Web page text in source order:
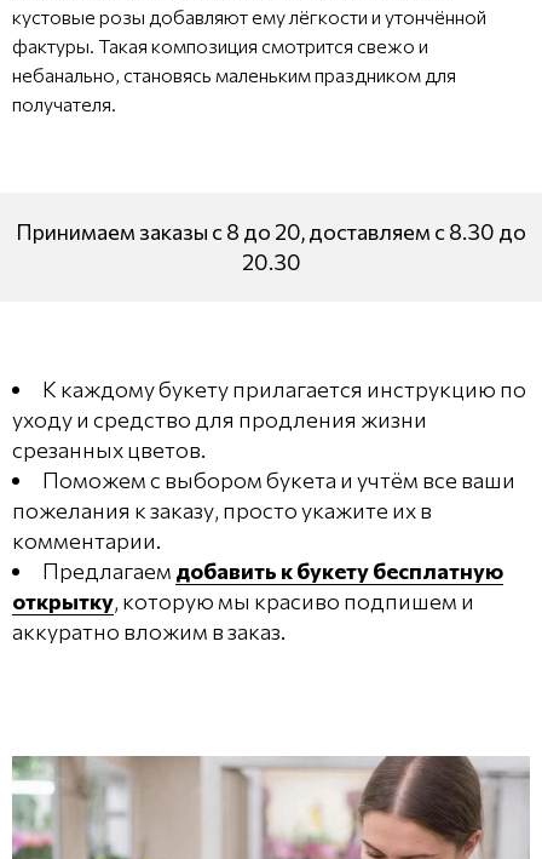
кустовые розы добавляют ему лёгкости и утончённой
фактуры. Такая композиция смотрится свежо и
небанально, становясь маленьким праздником для
получателя.
Принимаем заказы с 8 до 20, доставляем с 8.30 до
20.30
К каждому букету прилагается инструкцию по
уходу и средство для продления жизни
срезанных цветов.
Поможем с выбором букета и учтём все ваши
пожелания к заказу, просто укажите их в
комментарии.
Предлагаем добавить к букету бесплатную
открытку, которую мы красиво подпишем и
аккуратно вложим в заказ.